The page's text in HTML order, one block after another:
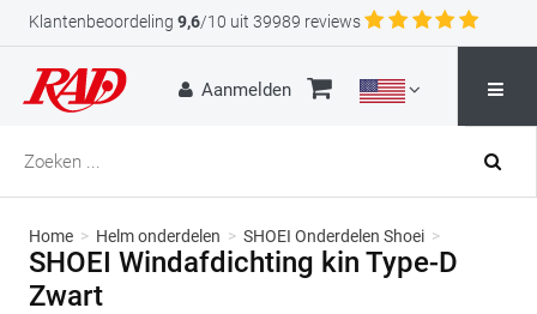
Klantenbeoordeling 9,6/10 uit 39989 reviews
Aanmelden
Home > Helm onderdelen > SHOEI Onderdelen Shoei >
SHOEI Windafdichting kin Type-D
Zwart